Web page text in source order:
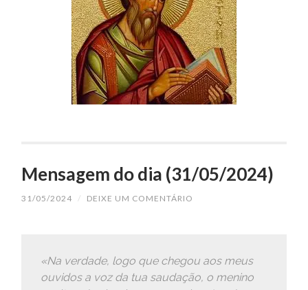
Mensagem do dia (31/05/2024)
31/05/2024 / DEIXE UM COMENTÁRIO
«Na verdade, logo que chegou aos meus
ouvidos a voz da tua saudação, o menino